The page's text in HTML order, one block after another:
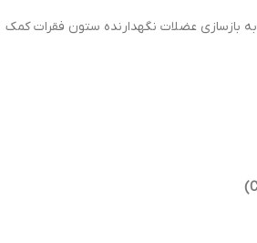
بازسازی عضلات نگهدارنده ستون فقرات کمک